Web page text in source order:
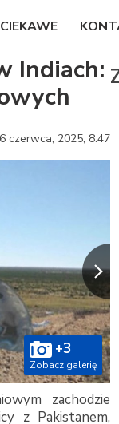
CIEKAWE
Indiach:
6 czerwca, 2025, 8:47
+3
Zobacz galerię
zachodzie
z Pakistanem,